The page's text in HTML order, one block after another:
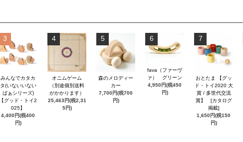
3
みんなでカタカ
タ(いないいない
ばぁシリーズ)
【グッド・トイ2
025】
4,400円(税400
円)
4
オニムゲーム
（別途個別送料
がかかります）
25,463円(税2,31
5円)
5
森のメロディー
カー
7,700円(税700
円)
6
fava（ファーヴ
ァ） グリーン
4,950円(税450
円)
7
おとたま 【グッ
ド・トイ2020 大
賞 / 多世代交流
賞】 [カタログ
掲載]
1,650円(税150
円)